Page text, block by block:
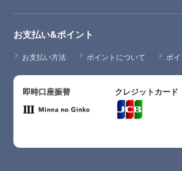
お支払い&ポイント
お支払い方法 ポイントについて ポ
即時口座振替 クレジットカード